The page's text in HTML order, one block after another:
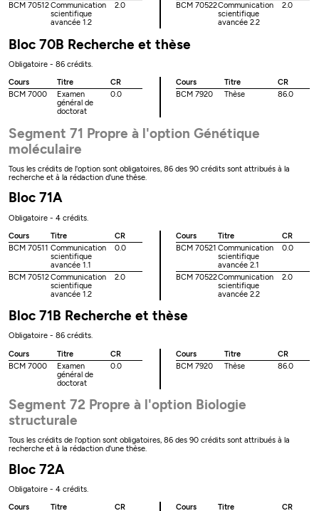
BCM 70512Communication
scientifique
avancée 1.2
2.0 BCM 70522Communication
scientifique
avancée 2.2
2.0
Bloc 70B Recherche et thèse
Obligatoire - 86 crédits.
Cours
Titre
CR
BCM 7000
Examen
général de
doctorat
0.0
Cours Titre
CR
BCM 7920
Thèse 86.0
Segment 71 Propre à l'option Génétique
moléculaire
Tous les crédits de l'option sont obligatoires, 86 des 90 crédits sont attribués à la
recherche et à la rédaction d'une thèse.
Bloc 71A
Obligatoire - 4 crédits.
Cours
Titre
CR
BCM 70511 Communication
scientifique
avancée 1.1
0.0
BCM 70512Communication
scientifique
avancée 1.2
2.0
Cours Titre
CR
BCM 70521 Communication
scientifique
avancée 2.1
0.0
BCM 70522Communication
scientifique
avancée 2.2
2.0
Bloc 71B Recherche et thèse
Obligatoire - 86 crédits.
Cours
Titre
CR
BCM 7000
Examen
général de
doctorat
0.0
Cours Titre
CR
BCM 7920
Thèse 86.0
Segment 72 Propre à l'option Biologie
structurale
Tous les crédits de l'option sont obligatoires, 86 des 90 crédits sont attribués à la
recherche et à la rédaction d'une thèse.
Bloc 72A
Obligatoire - 4 crédits.
Cours
Titre
CR
Cours Titre
CR